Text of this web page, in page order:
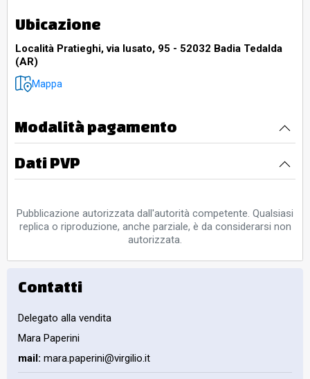
Ubicazione
Località Pratieghi, via lusato, 95 - 52032 Badia Tedalda
(AR)
Mappa
Modalità pagamento
Dati PVP
Pubblicazione autorizzata dall'autorità competente. Qualsiasi
replica o riproduzione, anche parziale, è da considerarsi non
autorizzata.
Contatti
Delegato alla vendita
Mara Paperini
mail: mara.paperini@virgilio.it